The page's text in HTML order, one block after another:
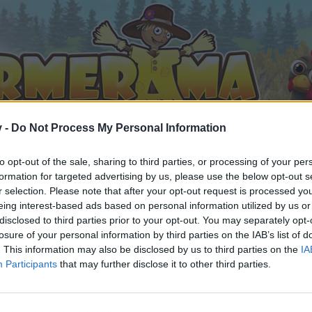
- Do Not Process My Personal Information
opt-out of the sale, sharing to third parties, or processing of your
for targeted advertising by us, please use the below opt-out
selection. Please note that after your opt-out request is processed
interest-based ads based on personal information utilized by us
to third parties prior to your opt-out. You may separately
of your personal information by third parties on the IAB’s list of
This information may also be disclosed by us to third parties on the
Participants that may further disclose it to other third parties.
FAQ {Event}Herbstfest - Top 3000 2019
teilnehmen oder eigene Themen starten möchtest,